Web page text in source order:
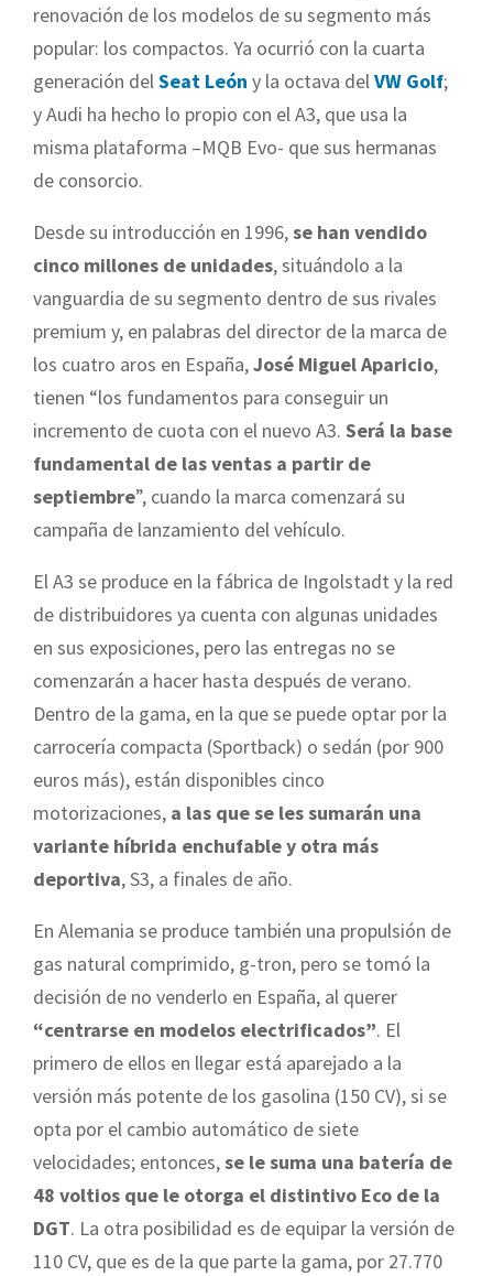
renovación de los modelos de su segmento más
popular: los compactos. Ya ocurrió con la cuarta
generación delSeat León y la octava delVW Golf;
y Audi ha hecho lo propio con el A3, que usa la
misma plataforma –MQB Evo- que sus hermanas
de consorcio.
Desde su introducción en 1996,se han vendido
cinco millones de unidades, situándolo a la
vanguardia de su segmento dentro de sus rivales
premium y, en palabras del director de la marca de
los cuatro aros en España,José Miguel Aparicio,
tienen “los fundamentos para conseguir un
incremento de cuota con el nuevo A3. Será la base
fundamental de las ventas a partir de
septiembre”, cuando la marca comenzará su
campaña de lanzamiento del vehículo.
El A3 se produce en la fábrica de Ingolstadt y la red
de distribuidores ya cuenta con algunas unidades
en sus exposiciones, pero las entregas no se
comenzarán a hacer hasta después de verano.
Dentro de la gama, en la que se puede optar por la
carrocería compacta (Sportback) o sedán (por 900
euros más), están disponibles cinco
motorizaciones, a las que se les sumarán una
variante híbrida enchufable y otra más
deportiva, S3, a finales de año.
En Alemania se produce también una propulsión de
gas natural comprimido, g-tron, pero se tomó la
decisión de no venderlo en España, al querer
“centrarse en modelos electrificados”. El
primero de ellos en llegar está aparejado a la
versión más potente de los gasolina (150 CV), si se
opta por el cambio automático de siete
velocidades; entonces,se le suma una batería de
48 voltios que le otorga el distintivo Eco de la
DGT. La otra posibilidad es de equipar la versión de
110 CV, que es de la que parte la gama, por 27.770